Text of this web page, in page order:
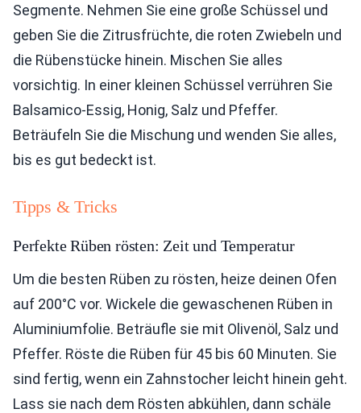
Segmente. Nehmen Sie eine große Schüssel und
geben Sie die Zitrusfrüchte, die roten Zwiebeln und
die Rübenstücke hinein. Mischen Sie alles
vorsichtig. In einer kleinen Schüssel verrühren Sie
Balsamico-Essig, Honig, Salz und Pfeffer.
Beträufeln Sie die Mischung und wenden Sie alles,
bis es gut bedeckt ist.
Tipps & Tricks
Perfekte Rüben rösten: Zeit und Temperatur
Um die besten Rüben zu rösten, heize deinen Ofen
auf 200°C vor. Wickele die gewaschenen Rüben in
Aluminiumfolie. Beträufle sie mit Olivenöl, Salz und
Pfeffer. Röste die Rüben für 45 bis 60 Minuten. Sie
sind fertig, wenn ein Zahnstocher leicht hinein geht.
Lass sie nach dem Rösten abkühlen, dann schäle